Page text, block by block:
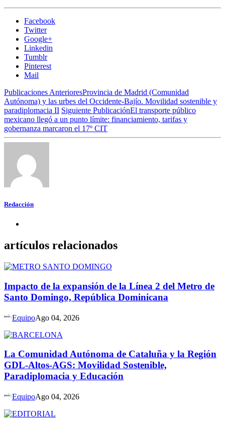
Facebook
Twitter
Google+
Linkedin
Tumblr
Pinterest
Mail
Publicaciones AnterioresProvincia de Madrid (Comunidad
Autónoma) y las urbes del Occidente-Bajío. Movilidad sostenible y
paradiplomacia II Siguiente PublicaciónEl transporte público
mexicano llegó a un punto límite: financiamiento, tarifas y
gobernanza marcaron el 17º CIT
Redacción
artículos relacionados
Impacto de la expansión de la Línea 2 del Metro de
Santo Domingo, República Dominicana
EquipoAgo 04, 2026
La Comunidad Autónoma de Cataluña y la Región
GDL-Altos-AGS: Movilidad Sostenible,
Paradiplomacia y Educación
EquipoAgo 04, 2026